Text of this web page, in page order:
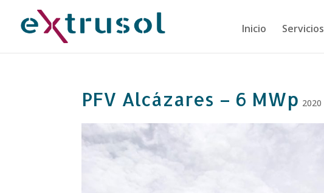
Inicio Servicios
PFV Alcázares – 6 MWp 2020